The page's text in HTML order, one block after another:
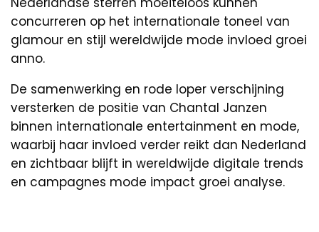
concurreren op het internationale toneel van
glamour en stijl wereldwijde mode invloed groei
anno.
De samenwerking en rode loper verschijning
versterken de positie van Chantal Janzen
binnen internationale entertainment en mode,
waarbij haar invloed verder reikt dan Nederland
en zichtbaar blijft in wereldwijde digitale trends
en campagnes mode impact groei analyse.